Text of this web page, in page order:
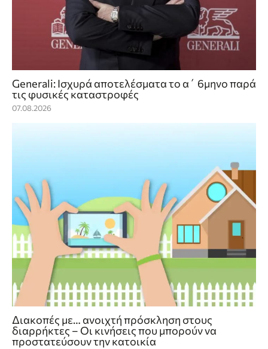
Generali: Ισχυρά αποτελέσματα το α΄ 6μηνο παρά
τις φυσικές καταστροφές
07.08.2026
Διακοπές με… ανοιχτή πρόσκληση στους
διαρρήκτες – Οι κινήσεις που μπορούν να
προστατεύσουν την κατοικία